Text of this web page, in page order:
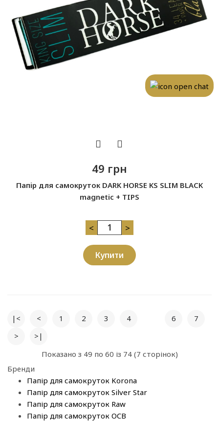
49 грн
Папір для самокруток DARK HORSE KS SLIM BLACK
magnetic + TIPS
< >
Купити
|< < 1 2 3 4 6
7
>
>|
Показано з 49 по 60 із 74 (7 сторінок)
Бренди
Папір для самокруток Korona
Папір для самокруток Silver Star
Папір для самокруток Raw
Папір для самокруток OCB